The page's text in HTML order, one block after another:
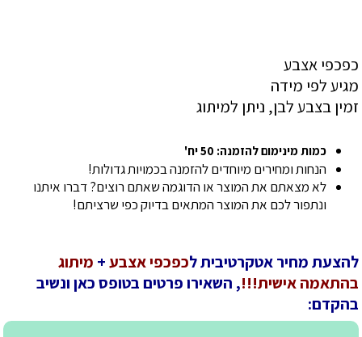
כפכפי אצבע
מגיע לפי מידה
זמין בצבע לבן, ניתן למיתוג
כמות מינימום להזמנה: 50 יח'
הנחות ומחירים מיוחדים להזמנה בכמויות גדולות!
לא מצאתם את המוצר או הדוגמה שאתם רוצים? דברו איתנו
ונתפור לכם את המוצר המתאים בדיוק כפי שרציתם!
להצעת מחיר אטקרטיבית לכפכפי אצבע+ מיתוג
בהתאמה אישית!!!, השאירו פרטים בטופס כאן ונשיב
בהקדם: